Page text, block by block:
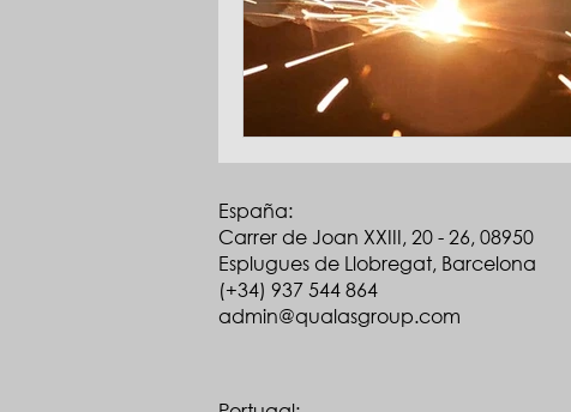
España:
Carrer de Joan XXIII, 20 - 26, 08950
Esplugues de Llobregat, Barcelona
(+34) 937 544 864
admin@qualasgroup.com